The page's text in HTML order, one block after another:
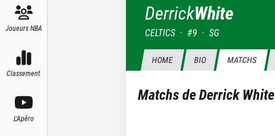
Joueurs NBA
Classement
L'Apéro
DerrickWhite
CELTICS · #9 · SG
HOME BIO MATCHS
Matchs deDerrick White